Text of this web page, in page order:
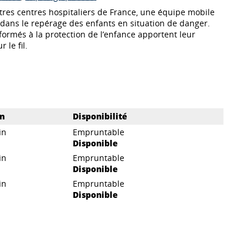
centres hospitaliers de France, une équipe mobile
le repérage des enfants en situation de danger.
à la protection de l’enfance apportent leur
le fil.
Disponibilité
Empruntable
Disponible
Empruntable
Disponible
Empruntable
Disponible